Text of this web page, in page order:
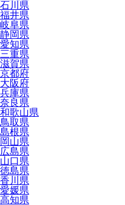
石川県
福井県
岐阜県
静岡県
愛知県
三重県
滋賀県
京都府
大阪府
兵庫県
奈良県
和歌山県
鳥取県
島根県
岡山県
広島県
山口県
徳島県
香川県
愛媛県
高知県